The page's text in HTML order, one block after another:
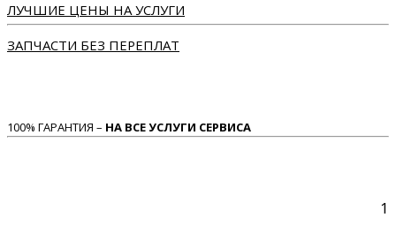
ЛУЧШИЕ ЦЕНЫ НА УСЛУГИ
ЗАПЧАСТИ БЕЗ ПЕРЕПЛАТ
100% ГАРАНТИЯ – НА ВСЕ УСЛУГИ СЕРВИСА
1